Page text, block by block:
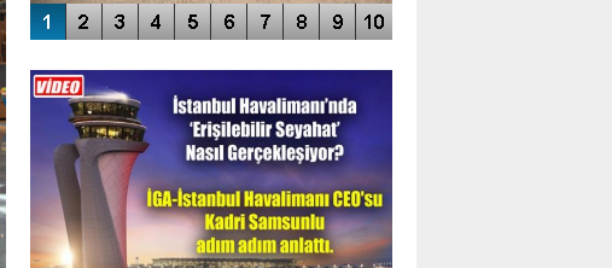
ENGELLERİN AŞILDIĞI HAVALİMANI